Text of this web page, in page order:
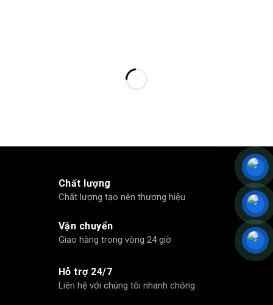
Chất lượng
Chất lượng tạo nên thương hiệu
Vận chuyển
Giao hàng trong vòng 24 giờ
Hỗ trợ 24/7
Liên hệ với chúng tôi nhanh chóng